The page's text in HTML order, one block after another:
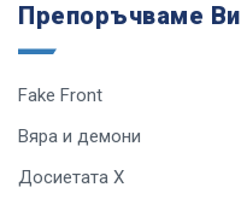
Препоръчваме Ви
Fake Front
Вяра и демони
Досиетата Х